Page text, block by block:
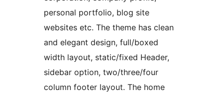
personal portfolio, blog site
websites etc. The theme has clean
and elegant design, full/boxed
width layout, static/fixed Header,
sidebar option, two/three/four
column footer layout. The home